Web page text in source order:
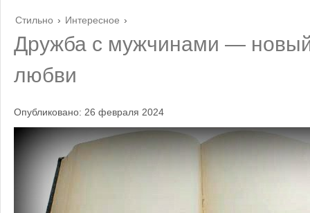
Стильно › Интересное ›
Дружба с мужчинами —
любви
Опубликовано: 26 февраля 2024